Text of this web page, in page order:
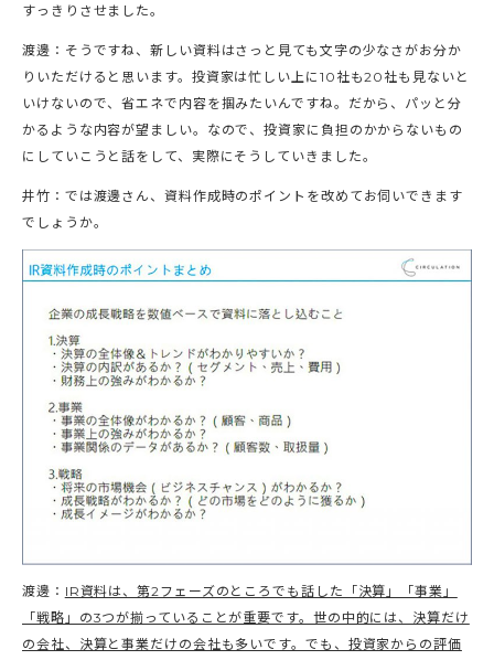
すっきりさせました。
渡邊：そうですね、新しい資料はさっと見ても文字の少なさがお分か
りいただけると思います。投資家は忙しい上に10社も20社も見ないと
いけないので、省エネで内容を掴みたいんですね。だから、パッと分
かるような内容が望ましい。なので、投資家に負担のかからないもの
にしていこうと話をして、実際にそうしていきました。
井竹：では渡邊さん、資料作成時のポイントを改めてお伺いできます
でしょうか。
渡邊： IR資料は、第2フェーズのところでも話した「決算」「事業」
「戦略」の3つが揃っていることが重要です。世の中的には、決算だけ
の会社、決算と事業だけの会社も多いです。でも、投資家からの評価